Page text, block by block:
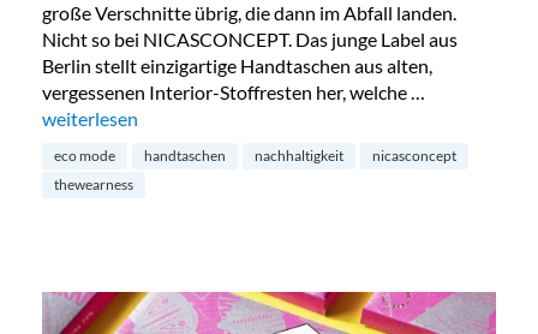
große Verschnitte übrig, die dann im Abfall landen.
Nicht so bei NICASCONCEPT. Das junge Label aus
Berlin stellt einzigartige Handtaschen aus alten,
vergessenen Interior-Stoffresten her, welche …
„Nicasconcept: neues Leben für alte Stoffe“
weiterlesen
eco mode handtaschen nachhaltigkeit
nicasconcept
thewearness